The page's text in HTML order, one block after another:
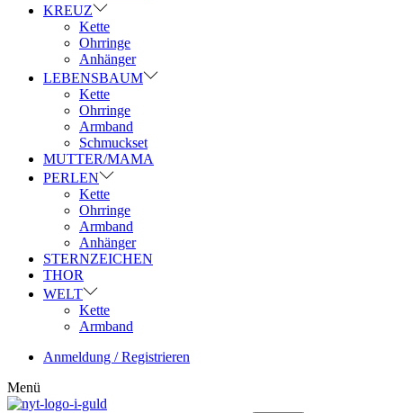
KREUZ
Kette
Ohrringe
Anhänger
LEBENSBAUM
Kette
Ohrringe
Armband
Schmuckset
MUTTER/MAMA
PERLEN
Kette
Ohrringe
Armband
Anhänger
STERNZEICHEN
THOR
WELT
Kette
Armband
Anmeldung / Registrieren
Menü